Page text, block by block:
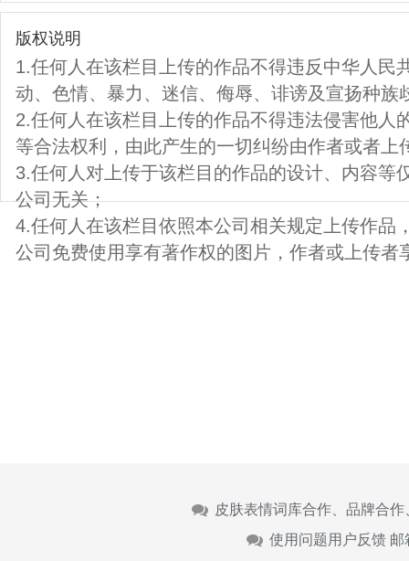
版权说明
1.任何人在该栏目上传的作品不得违反中华人民
动、色情、暴力、迷信、侮辱、诽谤及宣扬种族
2.任何人在该栏目上传的作品不得违法侵害他人
等合法权利，由此产生的一切纠纷由作者或者上
3.任何人对上传于该栏目的作品的设计、内容等
公司无关；
4.任何人在该栏目依照本公司相关规定上传作品
公司免费使用享有著作权的图片，作者或上传者
皮肤表情词库合作、品牌合
使用问题用户反馈 邮